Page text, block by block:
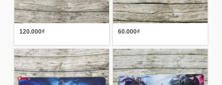
120.000₫ 60.000₫